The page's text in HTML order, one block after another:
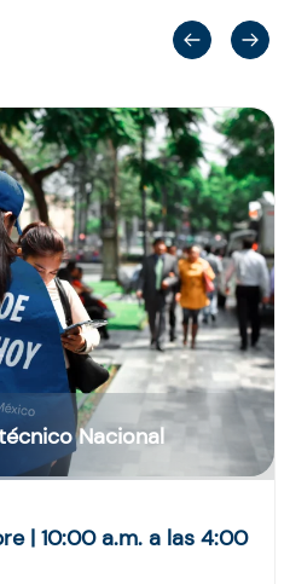
Nacional
| 10:00 a.m. a las 4:00